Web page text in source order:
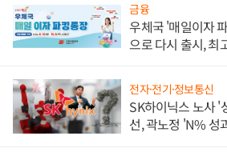
금융
우체국 '매일이자
으로 다시 출시, 최
전자·전기·정보통신
SK하이닉스 노사 '
선, 곽노정 'N% 성